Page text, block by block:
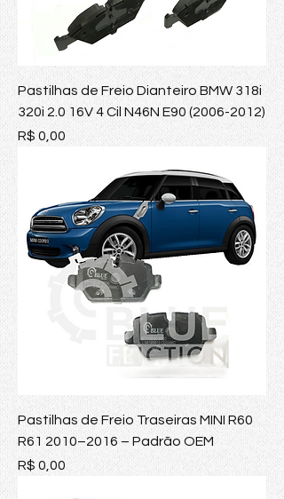
Pastilhas de Freio Dianteiro BMW 318i
320i 2.0 16V 4 Cil N46N E90 (2006-2012)
Preço
R$ 0,00
Pastilhas de Freio Traseiras MINI R60
R61 2010–2016 – Padrão OEM
Preço
R$ 0,00